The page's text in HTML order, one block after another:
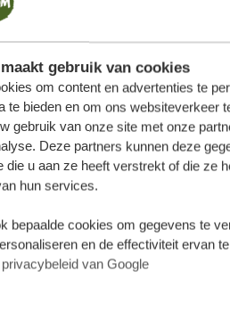
gebruik van cookies
om content en advertenties te
te bieden en om ons websiteverkeer
gebruik van onze site met onze
Deze partners kunnen deze
die u aan ze heeft verstrekt of die ze
hun services.
bepaalde cookies om gegevens te
en de effectiviteit ervan
privacybeleid van Google
de grote ramen en het open
kunnen we tegen een